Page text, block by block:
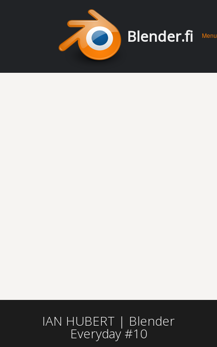
Blender.fi Menu
IAN HUBERT | Blender
Everyday #10